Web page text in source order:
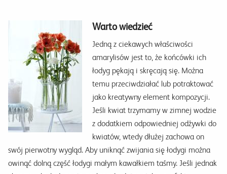
Warto wiedzieć
Jedną z ciekawych właściwości
amarylisów jest to, że końcówki ich
łodyg pękają i skręcają się. Można
temu przeciwdziałać lub potraktować
jako kreatywny element kompozycji.
Jeśli kwiat trzymamy w zimnej wodzie
z dodatkiem odpowiedniej odżywki do
kwiatów, wtedy dłużej zachowa on
swój pierwotny wygląd. Aby uniknąć zwijania się łodygi można
owinąć dolną część łodygi małym kawałkiem taśmy. Jeśli jednak